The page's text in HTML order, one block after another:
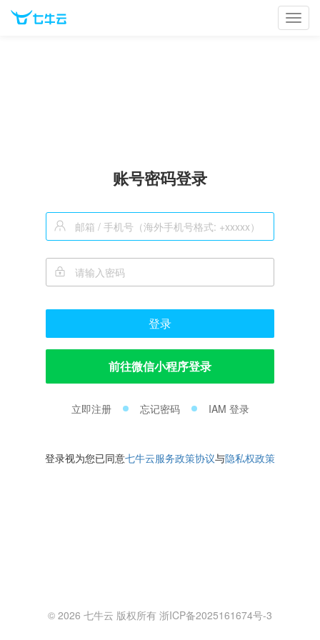
账号密码登录
登录
前往微信小程序登录
立即注册 忘记密码 IAM 登录
登录视为您已同意七牛云服务政策协议与隐私权政策
© 2026 七牛云 版权所有 浙ICP备2025161674号-3